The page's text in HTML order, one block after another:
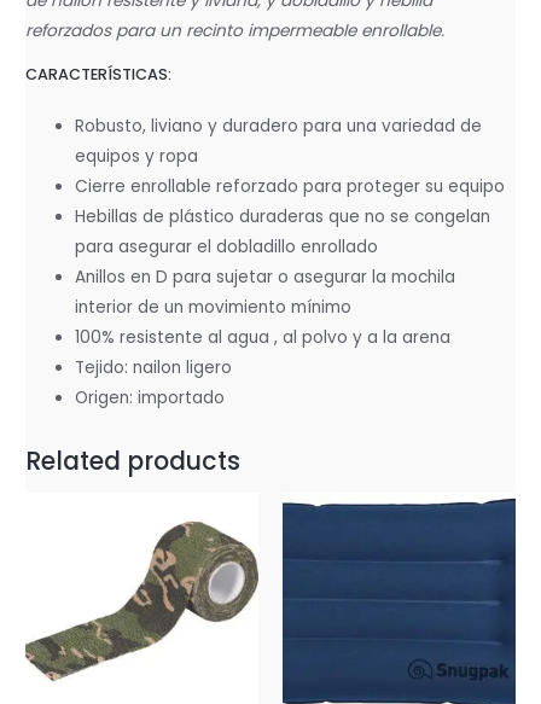
reforzados para un recinto impermeable enrollable.
CARACTERÍSTICAS:
Robusto, liviano y duradero para una variedad de
equipos y ropa
Cierre enrollable reforzado para proteger su equipo
Hebillas de plástico duraderas que no se congelan
para asegurar el dobladillo enrollado
Anillos en D para sujetar o asegurar la mochila
interior de un movimiento mínimo
100% resistente al agua , al polvo y a la arena
Tejido: nailon ligero
Origen: importado
Related products